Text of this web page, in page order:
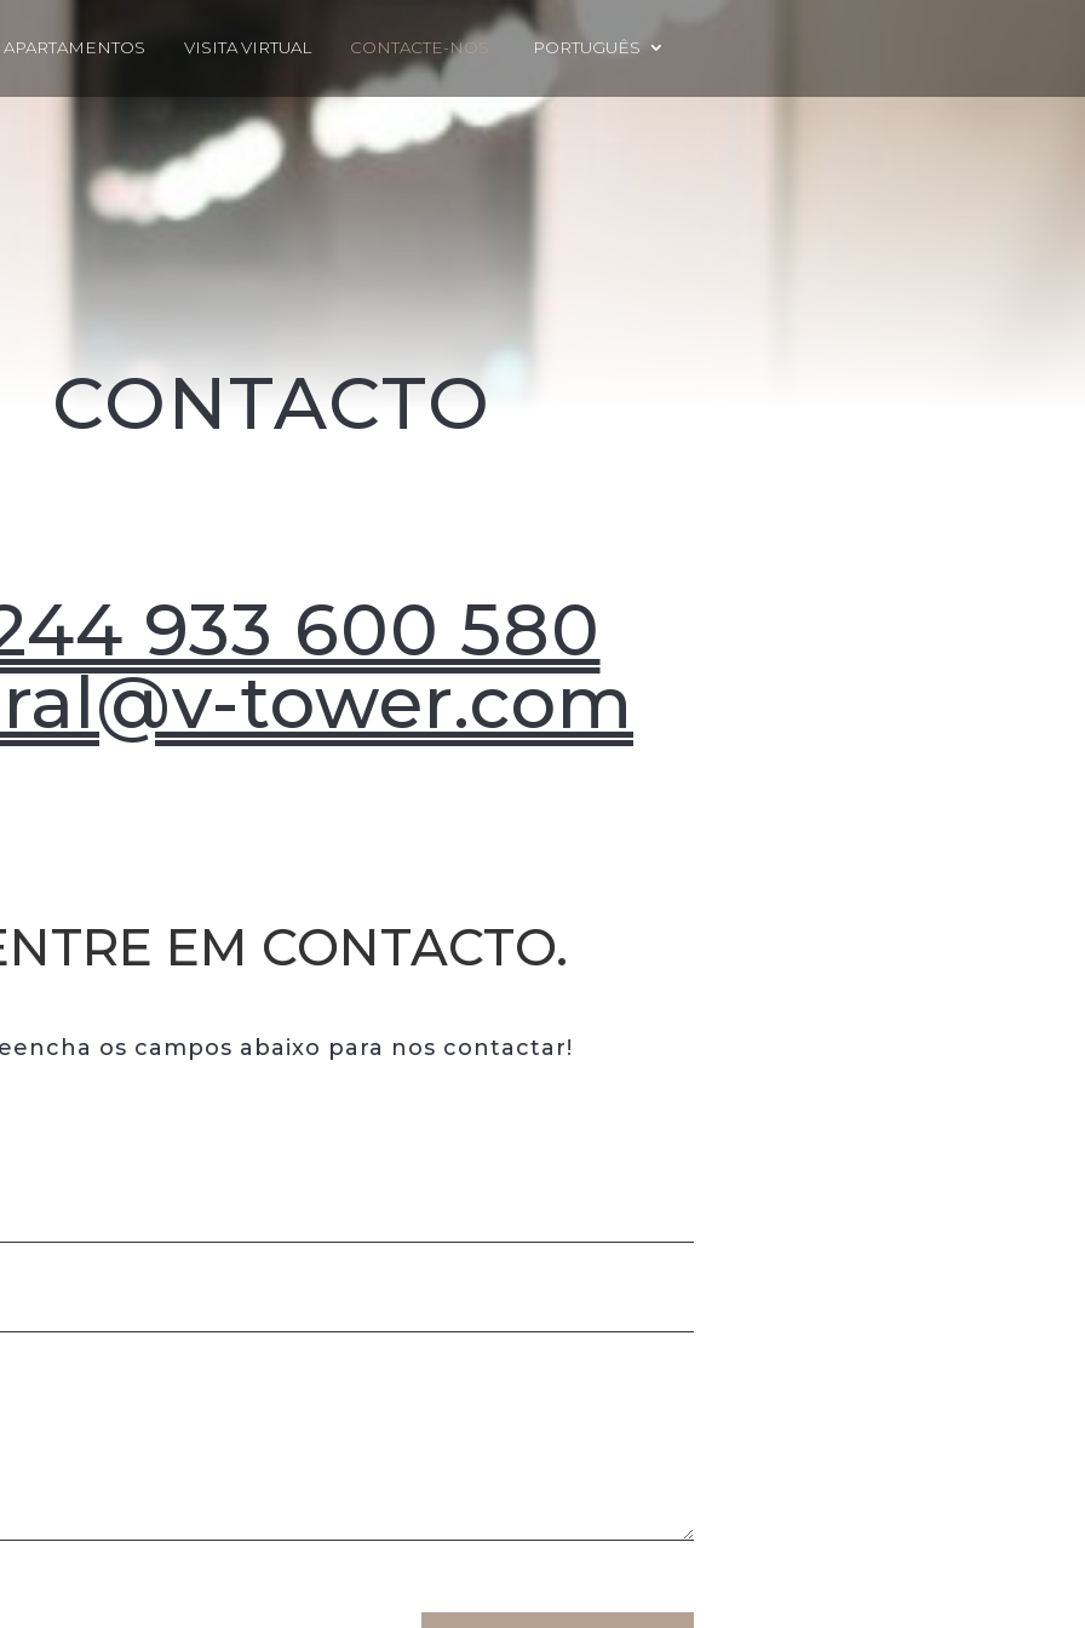
APARTAMENTOS VISITA VIRTUAL CONTACTE-NOS PORTUGUÊS
CONTACTO
933 600 580
tower.com
EM CONTACTO.
os campos abaixo para nos contactar!